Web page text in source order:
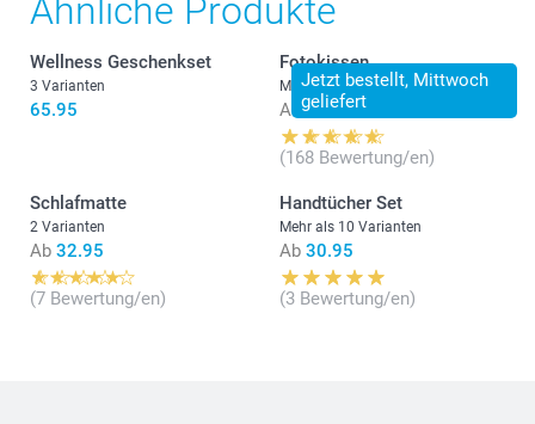
Ähnliche Produkte
Wellness Geschenkset
3 Varianten
65.95
Jetzt bestellt, Mittwoch
geliefert
Fotokissen
Mehr als 10 Varianten
Ab 28.95
(168 Bewertung/en)
Schlafmatte
2 Varianten
Ab 32.95
(7 Bewertung/en)
Handtücher Set
Mehr als 10 Varianten
Ab 30.95
(3 Bewertung/en)